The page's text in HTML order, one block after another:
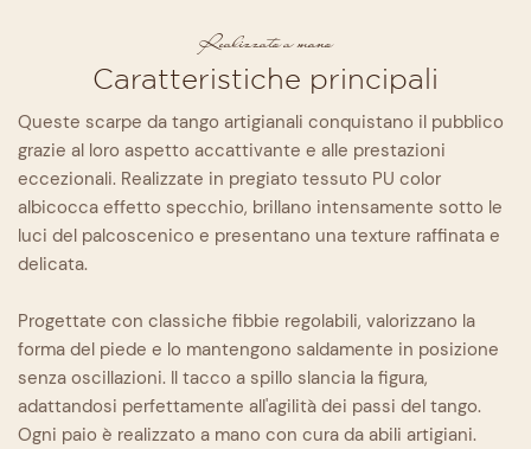
Realizzato a mano
Caratteristiche principali
Queste scarpe da tango artigianali conquistano il pubblico
grazie al loro aspetto accattivante e alle prestazioni
eccezionali. Realizzate in pregiato tessuto PU color
albicocca effetto specchio, brillano intensamente sotto le
luci del palcoscenico e presentano una texture raffinata e
delicata.
Progettate con classiche fibbie regolabili, valorizzano la
forma del piede e lo mantengono saldamente in posizione
senza oscillazioni. Il tacco a spillo slancia la figura,
adattandosi perfettamente all'agilità dei passi del tango.
Ogni paio è realizzato a mano con cura da abili artigiani.